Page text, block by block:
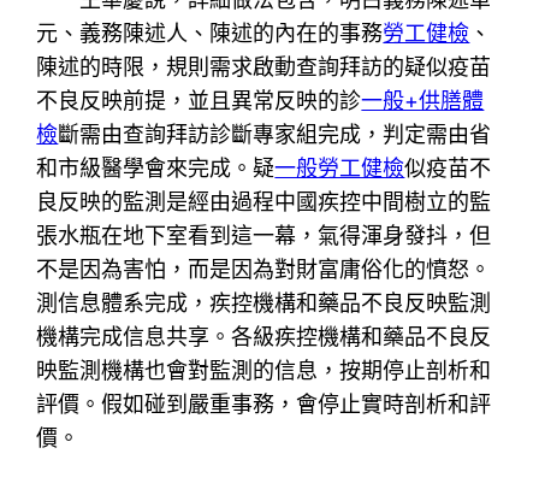
元、義務陳述人、陳述的內在的事務勞工健檢 、
陳述的時限，規則需求啟動查詢拜訪的疑似疫苗
不良反映前提，並且異常反映的診一般+供膳體
檢斷需由查詢拜訪診斷專家組完成，判定需由省
和市級醫學會來完成。疑一般勞工健檢似疫苗不
良反映的監測是經由過程中國疾控中間樹立的監
張水瓶在地下室看到這一幕，氣得渾身發抖，但
不是因為害怕，而是因為對財富庸俗化的憤怒。
測信息體系完成，疾控機構和藥品不良反映監測
機構完成信息共享。各級疾控機構和藥品不良反
映監測機構也會對監測的信息，按期停止剖析和
評價。假如碰到嚴重事務，會停止實時剖析和評
價。